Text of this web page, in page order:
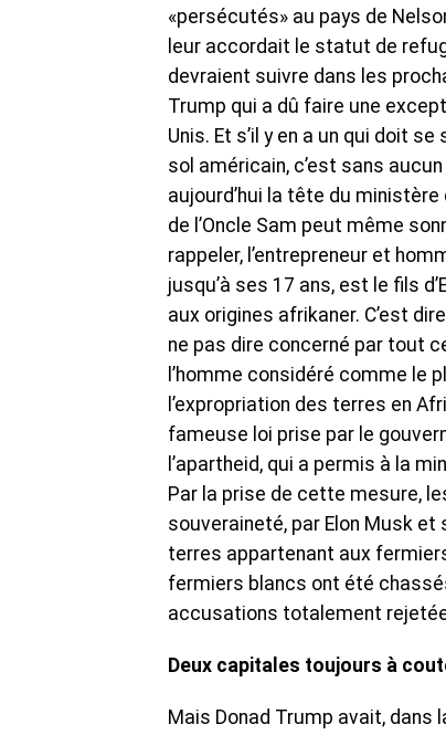
«persécutés» au pays de
leur accordait le statut de
devraient suivre dans les
Trump qui a dû faire une
Unis. Et s’il y en a un qui doit
sol américain, c’est sans
aujourd’hui la tête du
de l’Oncle Sam peut même
rappeler, l’entrepreneur et
jusqu’à ses 17 ans, est le fils
aux origines afrikaner. C’est
ne pas dire concerné par tout
l’homme considéré comme le
l’expropriation des terres en
fameuse loi prise par le
l’apartheid, qui a permis à la
Par la prise de cette mesure,
souveraineté, par Elon Musk
terres appartenant aux
fermiers blancs ont été
accusations totalement
Deux capitales toujours à
Mais Donad Trump avait,